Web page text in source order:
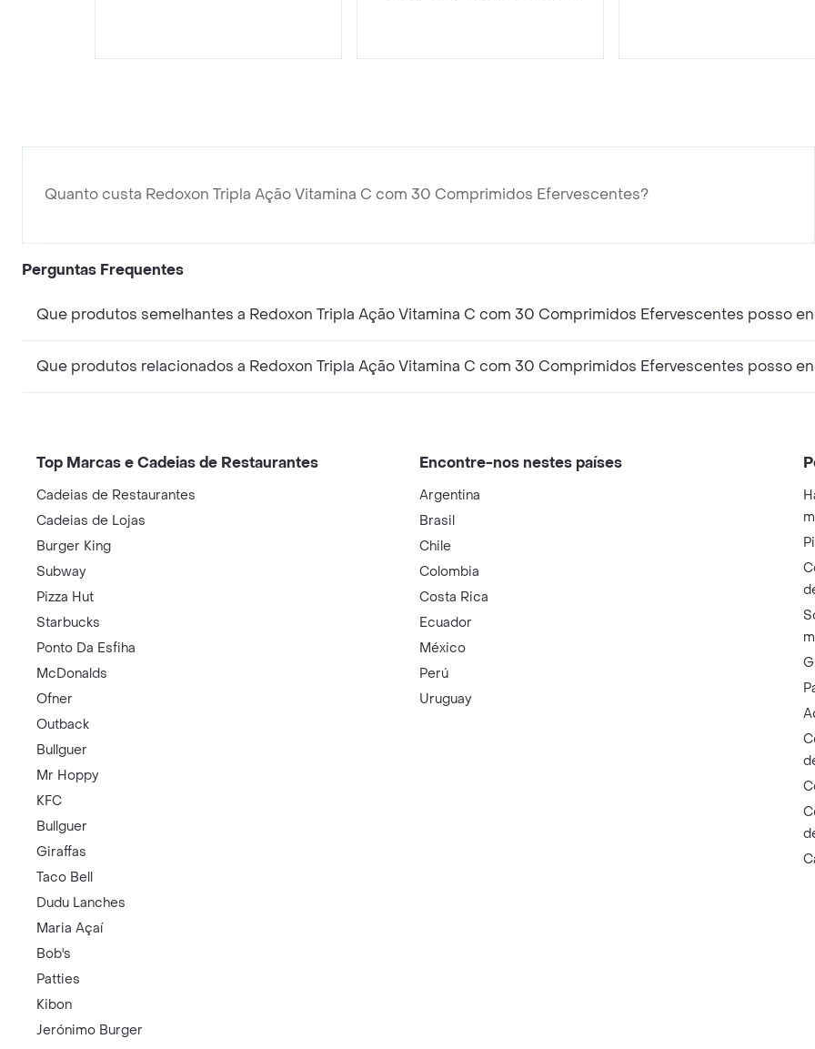
Quanto custa Redoxon Tripla Ação Vitamina C com 30 Comprimidos Efervescentes?
Perguntas Frequentes
Que produtos semelhantes a Redoxon Tripla Ação Vitamina C com 30 Comprimidos Efervescentes posso
Que produtos relacionados a Redoxon Tripla Ação Vitamina C com 30 Comprimidos Efervescentes posso
Top Marcas e Cadeias de Restaurantes
Cadeias de Restaurantes
Cadeias de Lojas
Burger King
Subway
Pizza Hut
Starbucks
Ponto Da Esfiha
McDonalds
Ofner
Outback
Bullguer
Mr Hoppy
KFC
Bullguer
Giraffas
Taco Bell
Dudu Lanches
Maria Açaí
Bob's
Patties
Kibon
Jerónimo Burger
Encontre-nos nestes países
Argentina
Brasil
Chile
Colombia
Costa Rica
Ecuador
México
Perú
Uruguay